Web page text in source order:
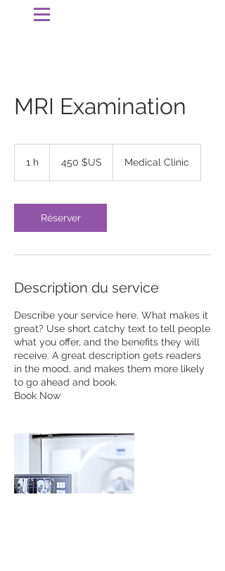
MRI Examination
1 h
des
Unis
450 $US Medical Clinic
Réserver
Description du service
Describe your service here. What makes it
great? Use short catchy text to tell people
what you offer, and the benefits they will
receive. A great description gets readers
in the mood, and makes them more likely
to go ahead and book.
Book Now